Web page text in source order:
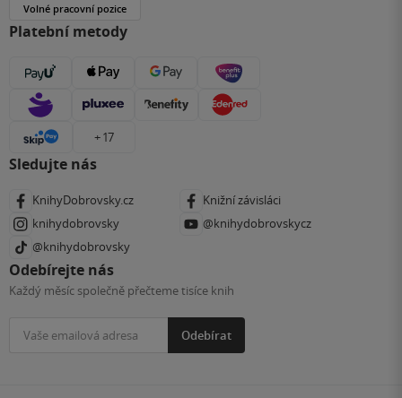
Volné pracovní pozice
Platební metody
+ 17
Sledujte nás
KnihyDobrovsky.cz
Knižní závisláci
knihydobrovsky
@knihydobrovskycz
@knihydobrovsky
Odebírejte nás
Každý měsíc společně přečteme tisíce knih
Odebírat